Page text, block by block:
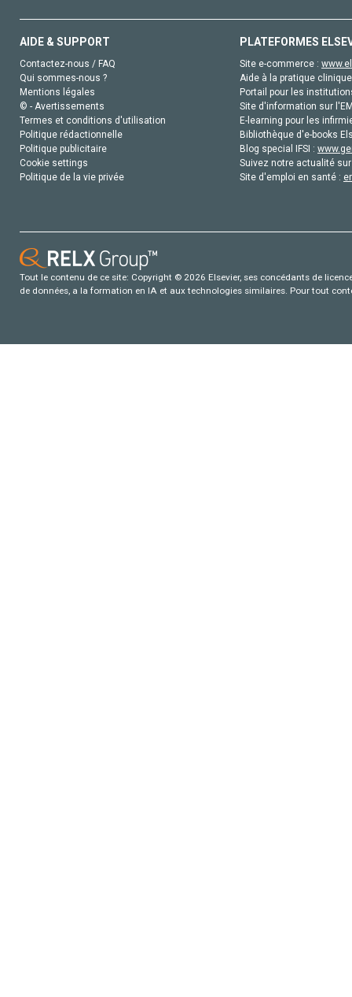
AIDE & SUPPORT
Contactez-nous / FAQ
Qui sommes-nous ?
Mentions légales
© - Avertissements
Termes et conditions d'utilisation
Politique rédactionnelle
Politique publicitaire
Cookie settings
Politique de la vie privée
PLATEFORMES
Site e-commerce :
Aide à la pratique
Portail pour les
Site d'information sur
E-learning pour les
Bibliothèque d'e-books
Blog special IFSI :
Suivez notre actualité
Site d'emploi en santé :
Tout le contenu de ce site: Copyright © 2026 Elsevier, ses concédants de
de données, a la formation en IA et aux technologies similaires. Pour tout